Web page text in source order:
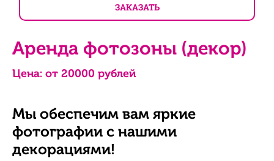
ЗАКАЗАТЬ
Аренда фотозоны (декор)
Цена: от 20000 рублей
Мы обеспечим вам яркие
фотографии с нашими
декорациями!